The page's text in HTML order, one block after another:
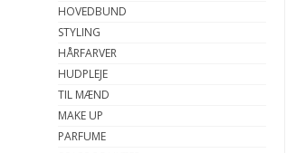
HOVEDBUND
STYLING
HÅRFARVER
HUDPLEJE
TIL MÆND
MAKE UP
PARFUME